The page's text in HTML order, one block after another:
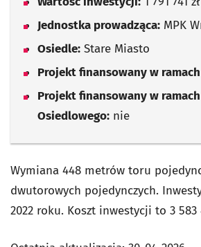
Jednostka prowadząca: MPK
Osiedle: Stare Miasto
Projekt finansowany w ramach
Projekt finansowany w
Osiedlowego: nie
Wymiana 448 metrów toru
dwutorowych pojedynczych.
2022 roku. Koszt inwestycji to 3 583